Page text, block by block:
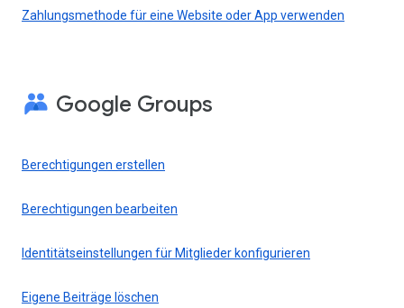
Zahlungsmethode für eine Website oder App verwenden
Google Groups
Berechtigungen erstellen
Berechtigungen bearbeiten
Identitätseinstellungen für Mitglieder konfigurieren
Eigene Beiträge löschen